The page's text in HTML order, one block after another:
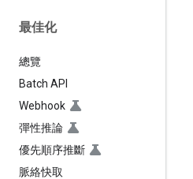
最佳化
總覽
Batch API
Webhook
彈性推論
優先順序推斷
脈絡快取